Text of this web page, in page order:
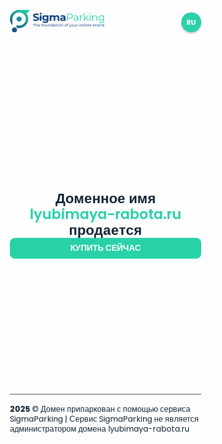
RU
Доменное имя
lyubimaya-rabota.ru
продается
КУПИТЬ СЕЙЧАС
2025 © Домен припаркован с помощью сервиса
SigmaParking | Сервис SigmaParking не является
администратором домена lyubimaya-rabota.ru